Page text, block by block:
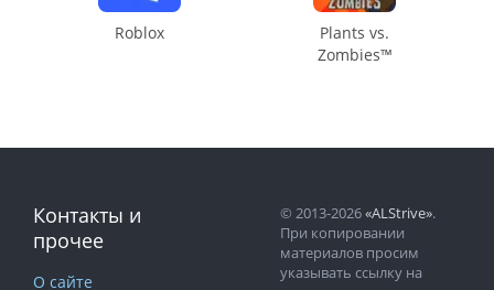
Roblox
Plants vs.
Zombies™
Контакты и
прочее
О сайте
© 2013-2026«ALStrive».
При копировании
материалов просим
указывать ссылку на